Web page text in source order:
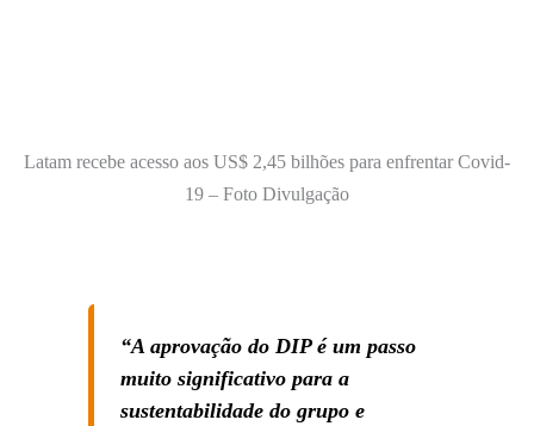
Latam recebe acesso aos US$ 2,45 bilhões para enfrentar Covid-
19 – Foto Divulgação
“A aprovação do DIP é um passo
muito significativo para a
sustentabilidade do grupo e